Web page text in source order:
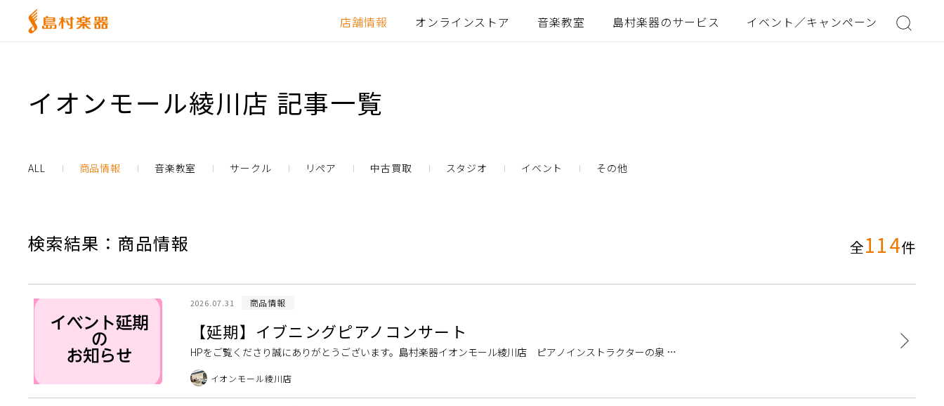
店舗情報 オンラインストア 音楽教室 島村楽器のサービス イベント／キャンペーン
イオンモール綾川店 記事一覧
ALL 商品情報 音楽教室 サークル リペア 中古買取 スタジオ イベント その他
検索結果：商品情報 全114件
2026.07.31 商品情報
【延期】イブニングピアノコンサート
HPをご覧くださり誠にありがとうございます。島村楽器イオンモール綾川店 ピアノインストラクターの泉 人
美です。 イオンモール綾川 施設の都合により8月4日（火 […]
イオンモール綾川店